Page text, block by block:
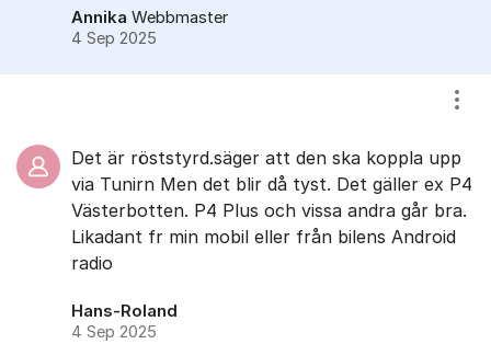
Annika Webbmaster
4 Sep 2025
Det är röststyrd.säger att den ska koppla upp
via Tunirn Men det blir då tyst. Det gäller ex P4
Västerbotten. P4 Plus och vissa andra går bra.
Likadant fr min mobil eller från bilens Android
radio
Hans-Roland
4 Sep 2025